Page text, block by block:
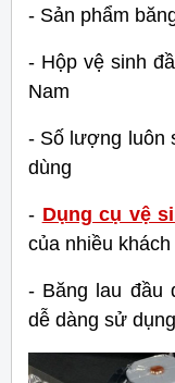
- Sản phẩm
- Hộp vệ sinh
Nam
- Số lượng luôn
dùng
- Dụng cụ vệ
của nhiều khách
- Băng lau đầu
dễ dàng sử dụng